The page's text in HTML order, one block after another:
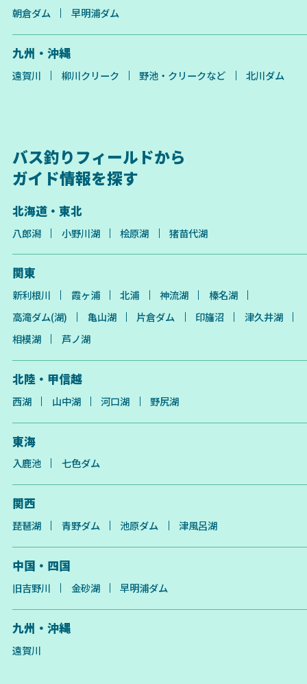
朝倉ダム
早明浦ダム
九州・沖縄
遠賀川 柳川クリーク 野池・クリークなど 北川ダム
バス釣りフィールドから
ガイド情報を探す
北海道・東北
八郎潟 小野川湖 桧原湖 猪苗代湖
関東
新利根川 霞ヶ浦 北浦 神流湖
榛名湖
高滝ダム(湖)
亀山湖 片倉ダム 印旛沼
津久井湖
相模湖
芦ノ湖
北陸・甲信越
西湖 山中湖 河口湖 野尻湖
東海
入鹿池 七色ダム
関西
琵琶湖 青野ダム 池原ダム 津風呂湖
中国・四国
旧吉野川 金砂湖 早明浦ダム
九州・沖縄
遠賀川